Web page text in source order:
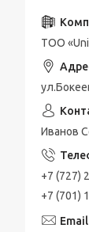
ТОО
Иванов
+7 (727)
+7 (701)